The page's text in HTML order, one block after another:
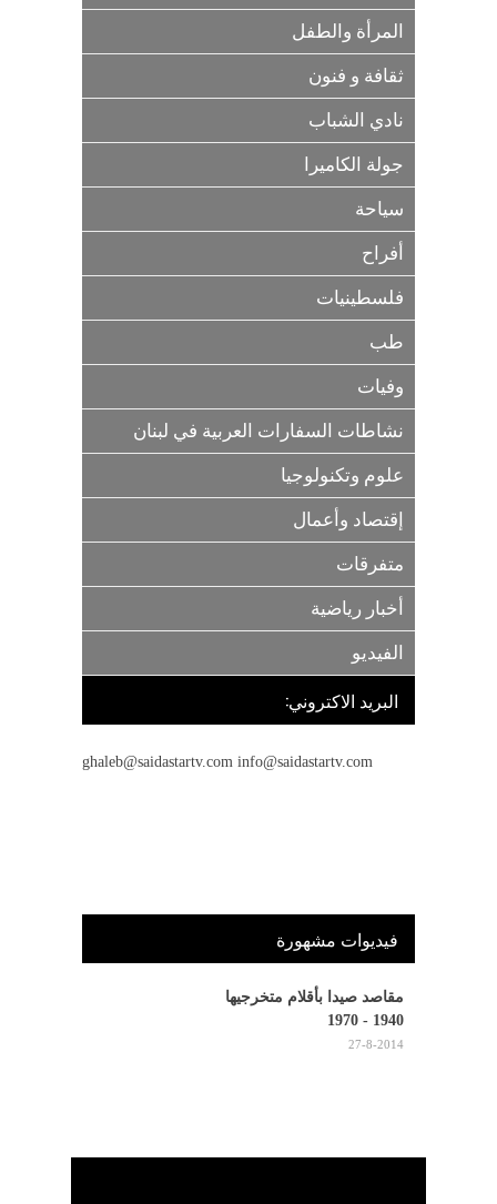
المرأة والطفل
ثقافة و فنون
نادي الشباب
جولة الكاميرا
سياحة
أفراح
فلسطينيات
طب
وفيات
نشاطات السفارات العربية في لبنان
علوم وتكنولوجيا
إقتصاد وأعمال
متفرقات
أخبار رياضية
الفيديو
البريد الاكتروني:
ghaleb@saidastartv.com info@saidastartv.com
فيديوات مشهورة
مقاصد صيدا بأقلام متخرجيها
1940 - 1970
27-8-2014